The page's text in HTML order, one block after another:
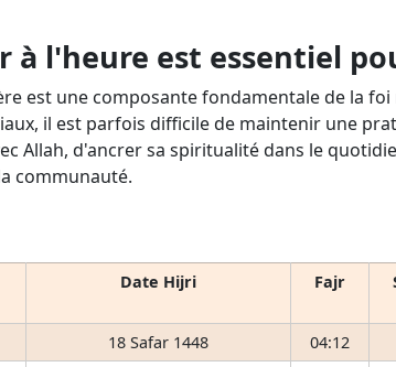
à l'heure est essentiel
est une composante fondamentale de la
il est parfois difficile de maintenir une
Allah, d'ancrer sa spiritualité dans le
communauté.
Date Hijri Fajr
18 Safar 1448 04:12